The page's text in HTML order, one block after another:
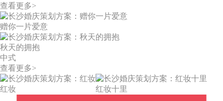
查看更多>
赠你一片爱意
秋天的拥抱
中式
查看更多>
红妆 红妆十里